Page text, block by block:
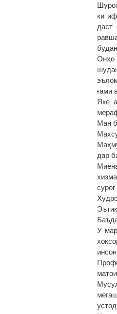
ки
даст
Онҳо
ғами
Яке
Ман
дар
Ӯ